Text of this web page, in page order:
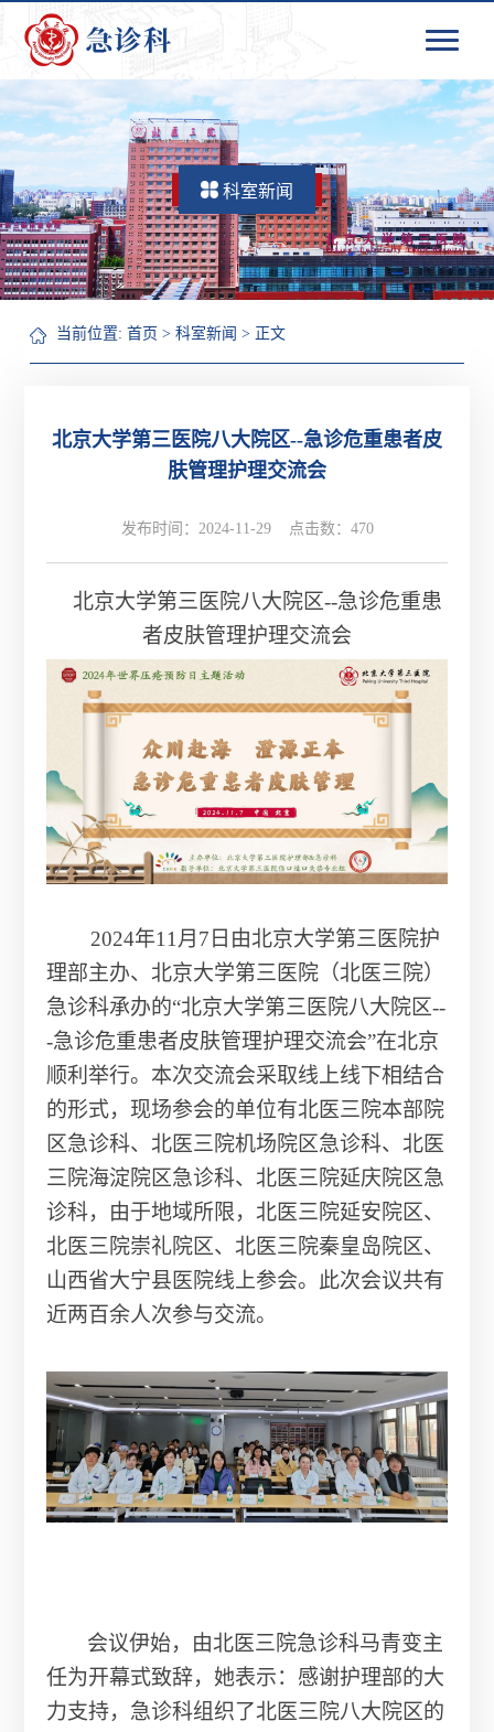
科室新闻
当前位置:首页 >科室新闻 > 正文
北京大学第三医院八大院区--急诊危重患者皮
肤管理护理交流会
发布时间：2024-11-29 点击数： 470
北京大学第三医院八大院区--急诊危重患
者皮肤管理护理交流会
2024年11月 7 日由北京大学第三医院护
理部主办、北京大学第三医院（北医三院）
急诊科承办的“北京大学第三医院八大院区--
-急诊危重患者皮肤管理护理交流会”在北京
顺利举行。本次交流会采取线上线下相结合
的形式，现场参会的单位有北医三院本部院
区急诊科、北医三院机场院区急诊科、北医
三院海淀院区急诊科、北医三院延庆院区急
诊科，由于地域所限，北医三院延安院区、
北医三院崇礼院区、北医三院秦皇岛院区、
山西省大宁县医院线上参会。此次会议共有
近两百余人次参与交流。
会议伊始，由北医三院急诊科马青变主
任为开幕式致辞，她表示：感谢护理部的大
力支持，急诊科组织了北医三院八大院区的